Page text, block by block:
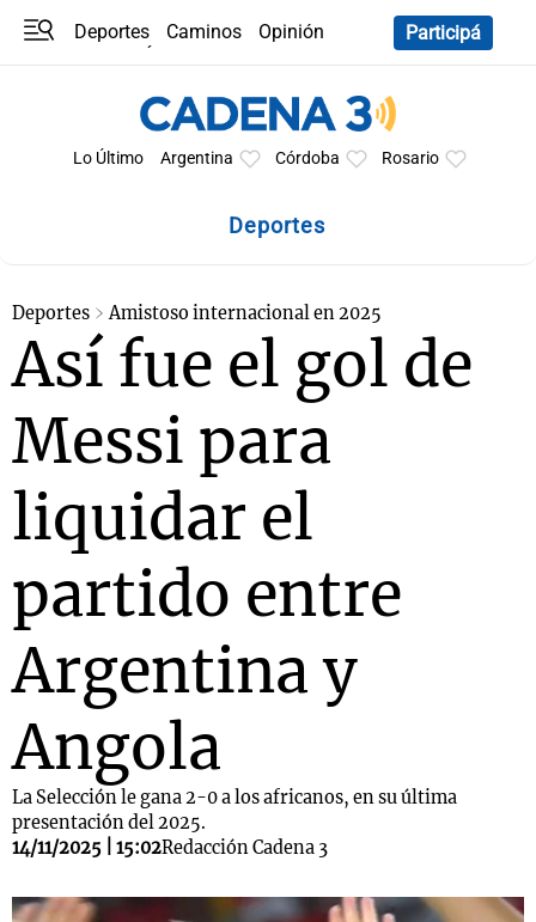
Deportes Caminos
Opinión
Participá
Lo Último Argentina Córdoba Rosario
Deportes
Deportes Amistoso internacional en 2025
Así fue el gol de
Messi para
liquidar el
partido entre
Argentina y
Angola
La Selección le gana 2-0 a los africanos, en su última
presentación del 2025.
14/11/2025 | 15:02Redacción Cadena 3